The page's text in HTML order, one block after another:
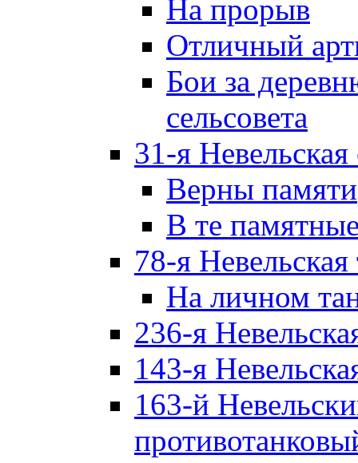
На прорыв
Отличный
Бои за
сельсовета
31-я Невельская
Верны памяти
В те
78-я Невельская
На личном
236-я
143-я
163-й